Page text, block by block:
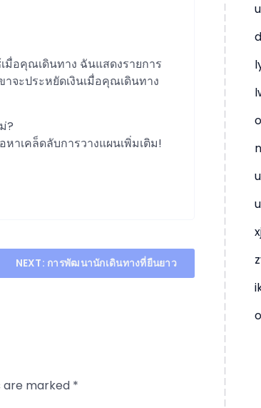
อคุณเดินทาง ฉันแสดงรายการ
จะประหยัดเงินเมื่อคุณเดินทาง
?
าเคล็ดลับการวางแผนเพิ่มเติม!
NEXT: การพัฒนานักเดินทางที่ยืนยาว
are marked *